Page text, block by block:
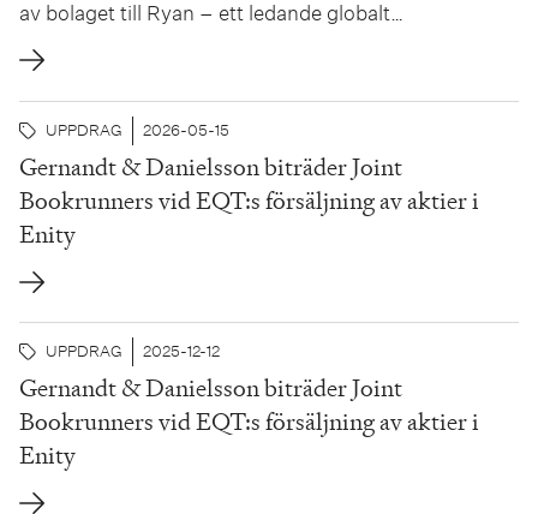
av bolaget till Ryan – ett ledande globalt
skatterådgivningsföretag med över 74 000 klienter i
mer än 80 länder, med huvudkontor i Plano, Texas,
och fler än 7 100 medarbetare globalt. Transaktionen
utgör en viktig milstolpe i Svalner Atlas Advisors...
UPPDRAG 2026-05-15
Gernandt & Danielsson biträder Joint
Bookrunners vid EQT:s försäljning av aktier i
Enity
UPPDRAG 2025-12-12
Gernandt & Danielsson biträder Joint
Bookrunners vid EQT:s försäljning av aktier i
Enity